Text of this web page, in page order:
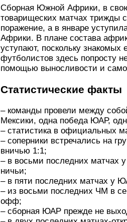
Сборная Южной Африки, в
товарищеских матчах трижды
поражение, а в январе
Африки. В плане состава
уступают, поскольку
футболистов здесь попросту
помощью выносливости и
Статистические факты
– команды провели между
Мексики, одна победа ЮАР,
– статистика в официальных
– соперники встречались на
вничью 1:1;
– в восьми последних матчах
ничьи;
– в пяти последних матчах у
– из восьми последних ЧМ в
офф;
– сборная ЮАР прежде не